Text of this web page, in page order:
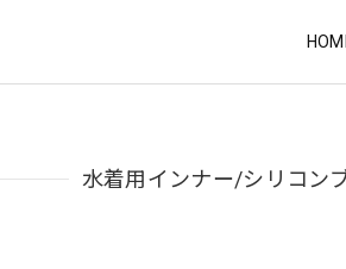
水着用インナー/シリコン